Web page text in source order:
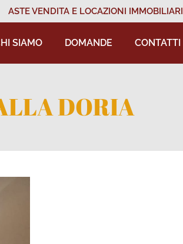
ASTE VENDITA E LOCAZIONI IMMOBILIARI
SIAMO DOMANDE CONTATTI
DORIA